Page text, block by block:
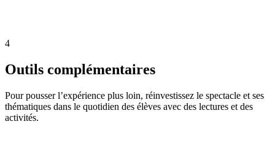
4
Outils complémentaires
Pour pousser l’expérience plus loin, réinvestissez le spectacle et ses
thématiques dans le quotidien des élèves avec des lectures et des
activités.